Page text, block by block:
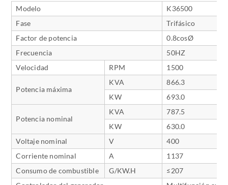
Modelo
K36500
Fase
Trifásico
Factor de potencia
0.8cosØ
Frecuencia
50HZ
Velocidad
RPM 1500
Potencia máxima
KVA
866.3
KW
693.0
Potencia nominal
KVA
787.5
KW
630.0
Voltaje nominal
V
400
Corriente nominal
A
1137
Consumo de combustible
G/KW.H
≤207